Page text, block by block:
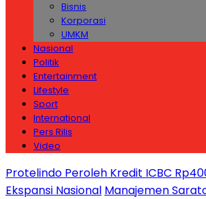
Bisnis
Korporasi
UMKM
Nasional
Politik
Entertainment
Lifestyle
Sport
International
Pers Rilis
Video
Protelindo Peroleh Kredit ICBC
Ekspansi Nasional Manajemen